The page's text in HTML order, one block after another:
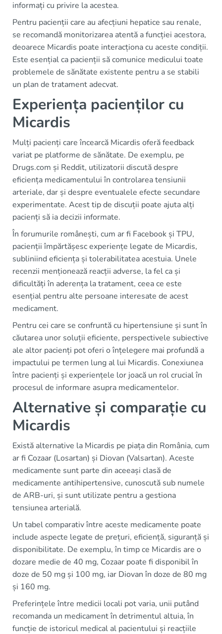
informați cu privire la acestea.
Pentru pacienții care au afecțiuni hepatice sau renale,
se recomandă monitorizarea atentă a funcției acestora,
deoarece Micardis poate interacționa cu aceste condiții.
Este esențial ca pacienții să comunice medicului toate
problemele de sănătate existente pentru a se stabili
un plan de tratament adecvat.
Experiența pacienților cu
Micardis
Mulți pacienți care încearcă Micardis oferă feedback
variat pe platforme de sănătate. De exemplu, pe
Drugs.com și Reddit, utilizatorii discută despre
eficiența medicamentului în controlarea tensiunii
arteriale, dar și despre eventualele efecte secundare
experimentate. Acest tip de discuții poate ajuta alți
pacienți să ia decizii informate.
În forumurile românești, cum ar fi Facebook și TPU,
pacienții împărtășesc experiențe legate de Micardis,
subliniind eficiența și tolerabilitatea acestuia. Unele
recenzii menționează reacții adverse, la fel ca și
dificultăți în aderența la tratament, ceea ce este
esențial pentru alte persoane interesate de acest
medicament.
Pentru cei care se confruntă cu hipertensiune și sunt în
căutarea unor soluții eficiente, perspectivele subiective
ale altor pacienți pot oferi o înțelegere mai profundă a
impactului pe termen lung al lui Micardis. Conexiunea
între pacienți și experiențele lor joacă un rol crucial în
procesul de informare asupra medicamentelor.
Alternative și comparație cu
Micardis
Există alternative la Micardis pe piața din România, cum
ar fi Cozaar (Losartan) și Diovan (Valsartan). Aceste
medicamente sunt parte din aceeași clasă de
medicamente antihipertensive, cunoscută sub numele
de ARB-uri, și sunt utilizate pentru a gestiona
tensiunea arterială.
Un tabel comparativ între aceste medicamente poate
include aspecte legate de prețuri, eficiență, siguranță și
disponibilitate. De exemplu, în timp ce Micardis are o
dozare medie de 40 mg, Cozaar poate fi disponibil în
doze de 50 mg și 100 mg, iar Diovan în doze de 80 mg
și 160 mg.
Preferințele între medicii locali pot varia, unii putând
recomanda un medicament în detrimentul altuia, în
funcție de istoricul medical al pacientului și reacțiile